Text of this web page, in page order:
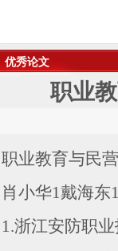
优秀论文
职业
职业教育与民
肖小华1戴海东
1.浙江安防职